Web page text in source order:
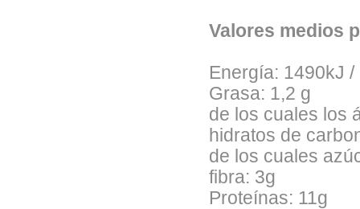
Valores medios
Energía: 1490kJ
Grasa: 1,2 g
de los cuales los
hidratos de
de los cuales
fibra: 3g
Proteínas: 11g